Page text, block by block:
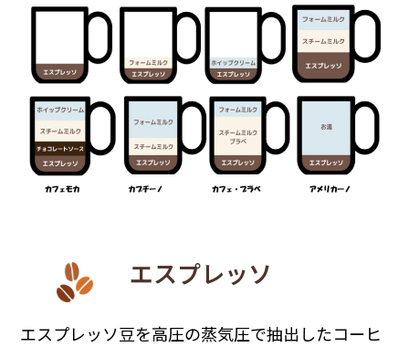
エスプレッソ
エスプレッソ豆を高圧の蒸気圧で抽出したコーヒ